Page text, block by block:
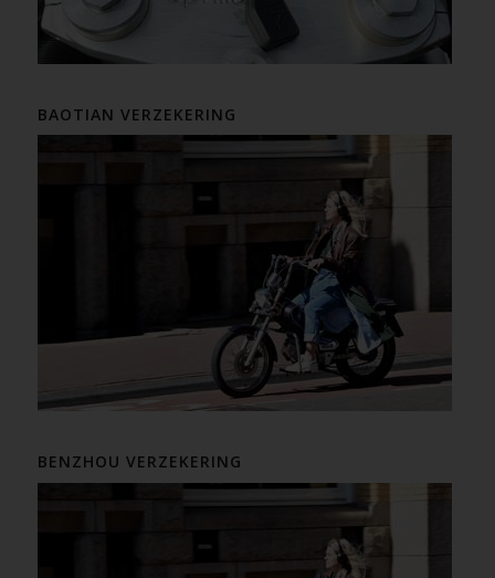
BAOTIAN VERZEKERING
BENZHOU VERZEKERING